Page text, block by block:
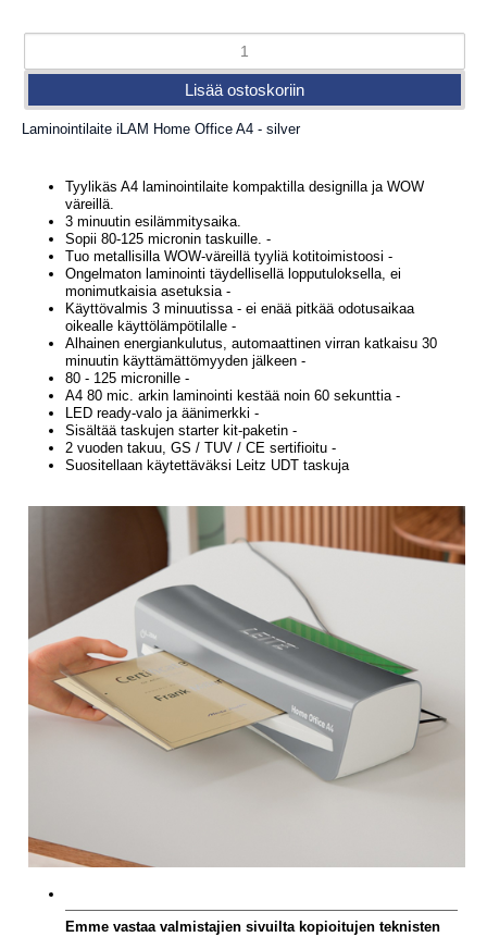
Laminointilaite iLAM Home Office A4 - silver
Tyylikäs A4 laminointilaite kompaktilla designilla ja WOW
väreillä.
3 minuutin esilämmitysaika.
Sopii 80-125 micronin taskuille. -
Tuo metallisilla WOW-väreillä tyyliä kotitoimistoosi -
Ongelmaton laminointi täydellisellä lopputuloksella, ei
monimutkaisia asetuksia -
Käyttövalmis 3 minuutissa - ei enää pitkää odotusaikaa
oikealle käyttölämpötilalle -
Alhainen energiankulutus, automaattinen virran katkaisu 30
minuutin käyttämättömyyden jälkeen -
80 - 125 micronille -
A4 80 mic. arkin laminointi kestää noin 60 sekunttia -
LED ready-valo ja äänimerkki -
Sisältää taskujen starter kit-paketin -
2 vuoden takuu, GS / TUV / CE sertifioitu -
Suositellaan käytettäväksi Leitz UDT taskuja
Emme vastaa valmistajien sivuilta kopioitujen teknisten